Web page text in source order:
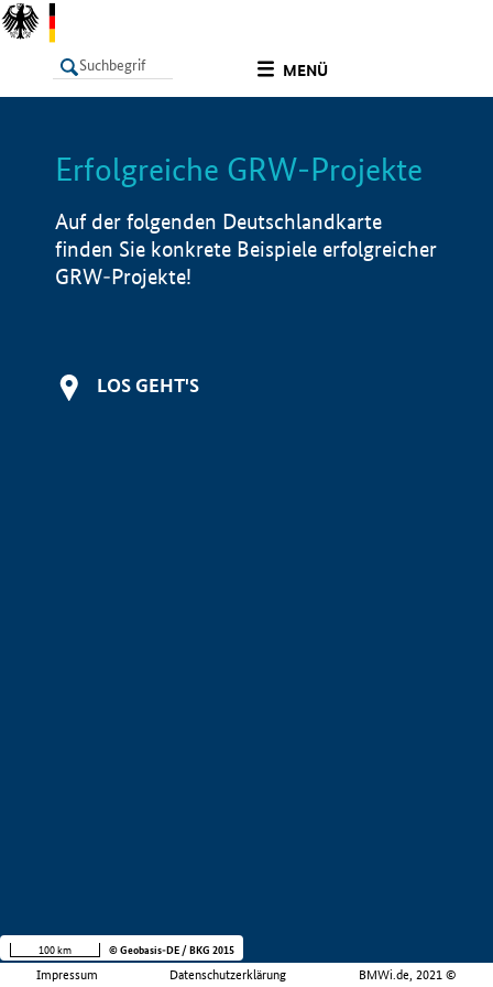
MENÜ
LISTE Info
Erfolgreiche GRW-Projekte
Auf der folgenden Deutschlandkarte
finden Sie konkrete Beispiele erfolgreicher
GRW-Projekte!
LOS GEHT'S
Impressum Datenschutzerklärung BMWi.de, 2021 ©
100 km © Geobasis-DE / BKG 2015